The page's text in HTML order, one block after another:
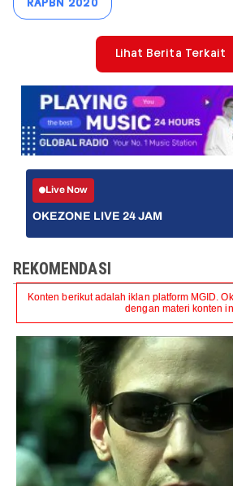
RAPBN 2020
Lihat Berita Terkait
Live Now
OKEZONE LIVE 24 JAM